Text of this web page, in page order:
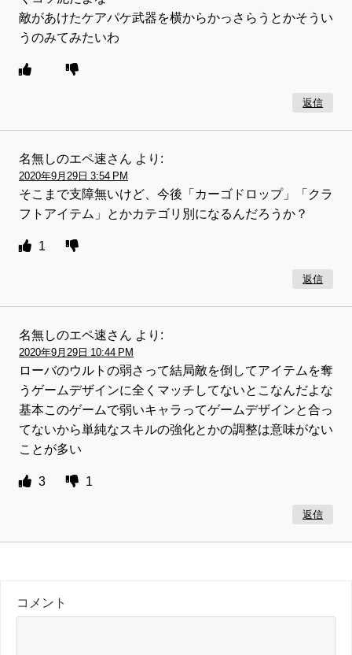
敵があけたケアパケ武器を横からかっさらうとかそうい
うのみてみたいわ
返信
名無しのエペ速さん より:
2020年9月29日 3:54 PM
そこまで支障無いけど、今後「カーゴドロップ」「クラ
フトアイテム」とかカテゴリ別になるんだろうか？
1
返信
名無しのエペ速さん より:
2020年9月29日 10:44 PM
ローバのウルトの弱さって結局敵を倒してアイテムを奪
うゲームデザインに全くマッチしてないとこなんだよな
基本このゲームで弱いキャラってゲームデザインと合っ
てないから単純なスキルの強化とかの調整は意味がない
ことが多い
3 1
返信
コメント